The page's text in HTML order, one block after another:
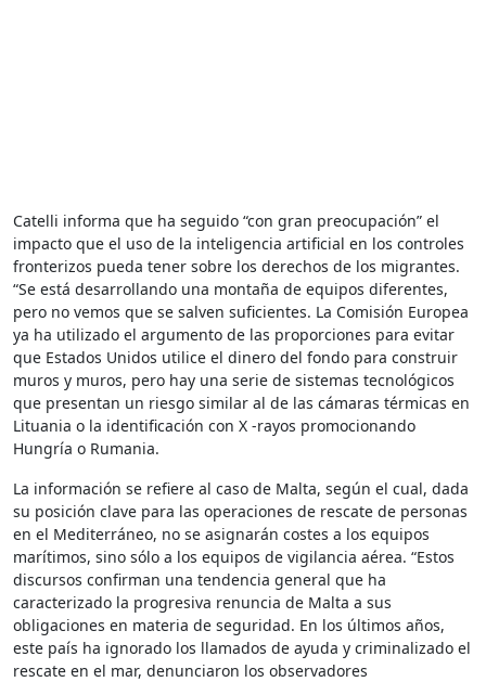
Catelli informa que ha seguido “con gran preocupación” el
impacto que el uso de la inteligencia artificial en los controles
fronterizos pueda tener sobre los derechos de los migrantes.
“Se está desarrollando una montaña de equipos diferentes,
pero no vemos que se salven suficientes. La Comisión Europea
ya ha utilizado el argumento de las proporciones para evitar
que Estados Unidos utilice el dinero del fondo para construir
muros y muros, pero hay una serie de sistemas tecnológicos
que presentan un riesgo similar al de las cámaras térmicas en
Lituania o la identificación con X -rayos promocionando
Hungría o Rumania.
La información se refiere al caso de Malta, según el cual, dada
su posición clave para las operaciones de rescate de personas
en el Mediterráneo, no se asignarán costes a los equipos
marítimos, sino sólo a los equipos de vigilancia aérea. “Estos
discursos confirman una tendencia general que ha
caracterizado la progresiva renuncia de Malta a sus
obligaciones en materia de seguridad. En los últimos años,
este país ha ignorado los llamados de ayuda y criminalizado el
rescate en el mar, denunciaron los observadores